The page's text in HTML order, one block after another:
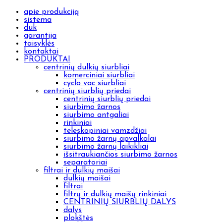
apie produkciją
sistema
duk
garantija
taisyklės
kontaktai
PRODUKTAI
centrinių dulkių siurbliai
komerciniai siurbliai
cyclo vac siurbliai
centrinių siurblių priedai
centrinių siurblių priedai
siurbimo žarnos
siurbimo antgaliai
rinkiniai
teleskopiniai vamzdžiai
siurbimo žarnų apvalkalai
siurbimo žarnų laikikliai
išsitraukiančios siurbimo žarnos
separatoriai
filtrai ir dulkių maišai
dulkių maišai
filtrai
filtrų ir dulkių maišų rinkiniai
CENTRINIŲ SIURBLIŲ DALYS
dalys
plokštės